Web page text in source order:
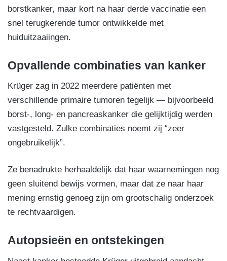
borstkanker, maar kort na haar derde vaccinatie een
snel terugkerende tumor ontwikkelde met
huiduitzaaiingen.
Opvallende combinaties van kanker
Krüger zag in 2022 meerdere patiënten met
verschillende primaire tumoren tegelijk — bijvoorbeeld
borst-, long- en pancreaskanker die gelijktijdig werden
vastgesteld. Zulke combinaties noemt zij “zeer
ongebruikelijk”.
Ze benadrukte herhaaldelijk dat haar waarnemingen nog
geen sluitend bewijs vormen, maar dat ze naar haar
mening ernstig genoeg zijn om grootschalig onderzoek
te rechtvaardigen.
Autopsieën en ontstekingen